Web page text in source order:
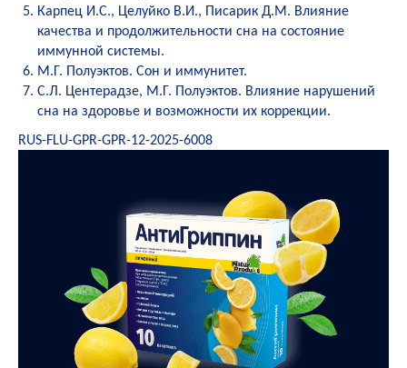
Карпец И.С., Целуйко В.И., Писарик Д.М. Влияние
качества и продолжительности сна на состояние
иммунной системы.
М.Г. Полуэктов. Сон и иммунитет.
С.Л. Центерадзе, М.Г. Полуэктов. Влияние нарушений
сна на здоровье и возможности их коррекции.
RUS-FLU-GPR-GPR-12-2025-6008